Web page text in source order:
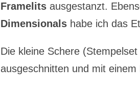
Framelits ausgestanzt.
Dimensionals habe ich das
Die kleine Schere
ausgeschnitten und mit einem